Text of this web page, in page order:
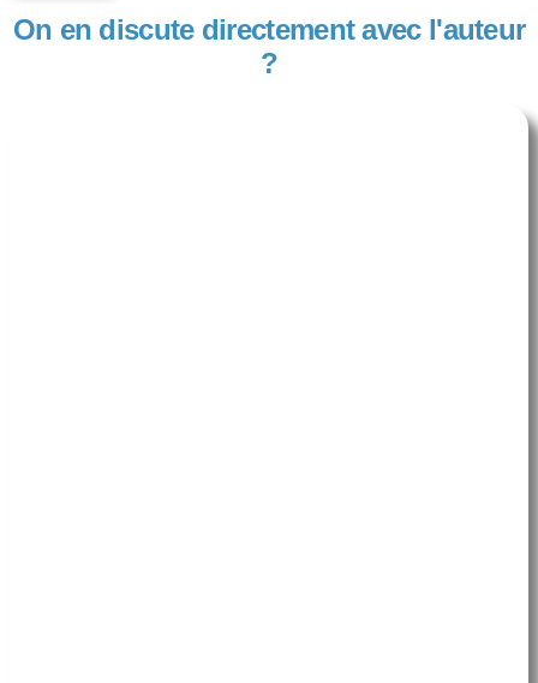
On en discute directement avec l'auteur
?